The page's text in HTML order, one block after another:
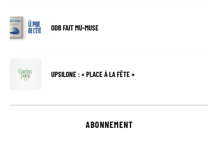
ODB FAIT MU-MUSE
UPSILONE : « PLACE À LA FÊTE »
ABONNEMENT